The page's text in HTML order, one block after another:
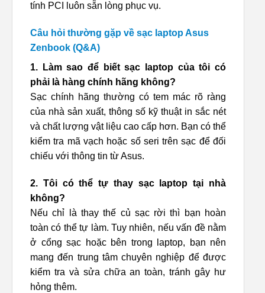
tính PCI luôn sẵn lòng phục vụ.
Câu hỏi thường gặp về sạc laptop Asus
Zenbook (Q&A)
1. Làm sao để biết sạc laptop của tôi có
phải là hàng chính hãng không?
Sạc chính hãng thường có tem mác rõ ràng
của nhà sản xuất, thông số kỹ thuật in sắc nét
và chất lượng vật liệu cao cấp hơn. Bạn có thể
kiểm tra mã vạch hoặc số seri trên sạc để đối
chiếu với thông tin từ Asus.
2. Tôi có thể tự thay sạc laptop tại nhà
không?
Nếu chỉ là thay thế củ sạc rời thì bạn hoàn
toàn có thể tự làm. Tuy nhiên, nếu vấn đề nằm
ở cổng sạc hoặc bên trong laptop, bạn nên
mang đến trung tâm chuyên nghiệp để được
kiểm tra và sửa chữa an toàn, tránh gây hư
hỏng thêm.